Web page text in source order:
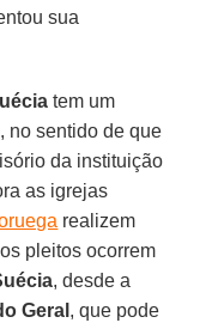
sua
tem um
no sentido de que
da instituição
as igrejas
realizem
pleitos ocorrem
, desde a
Geral , que pode